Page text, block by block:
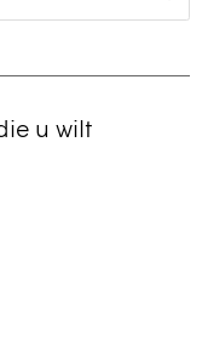
u wilt